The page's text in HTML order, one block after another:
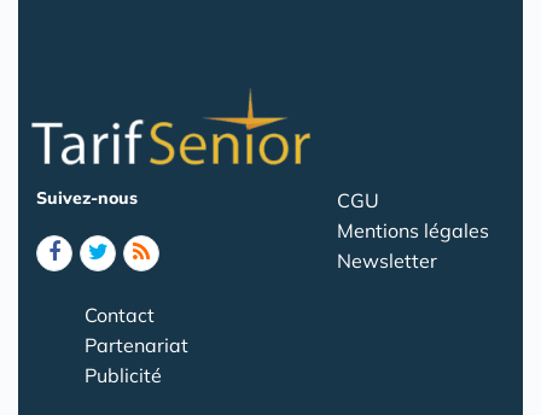
Suivez-nous
CGU
Mentions légales
Newsletter
Contact
Partenariat
Publicité